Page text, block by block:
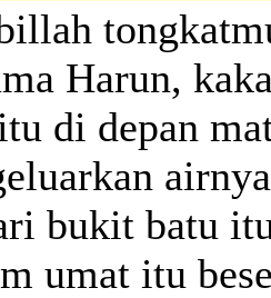
Harun,
di depan
bukit batu
umat itu